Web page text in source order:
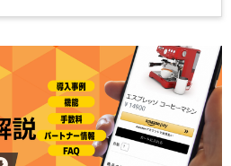
験）や生成AIなどがランクイン